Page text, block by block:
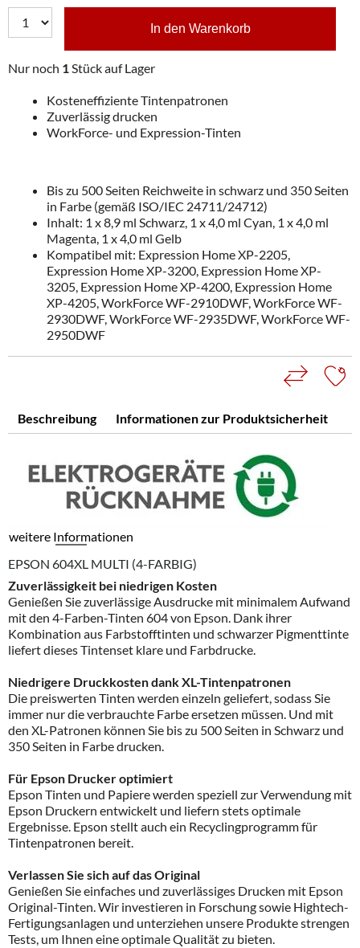
In den Warenkorb
Nur noch 1Stück auf Lager
Kosteneffiziente Tintenpatronen
Zuverlässig drucken
WorkForce- und Expression-Tinten
Bis zu 500 Seiten Reichweite in schwarz und 350 Seiten
in Farbe (gemäß ISO/IEC 24711/24712)
Inhalt: 1 x 8,9 ml Schwarz, 1 x 4,0 ml Cyan, 1 x 4,0 ml
Magenta, 1 x 4,0 ml Gelb
Kompatibel mit: Expression Home XP-2205,
Expression Home XP-3200, Expression Home XP-
3205, Expression Home XP-4200, Expression Home
XP-4205, WorkForce WF-2910DWF, WorkForce WF-
2930DWF, WorkForce WF-2935DWF, WorkForce WF-
2950DWF
Beschreibung Informationen zur Produktsicherheit
weitere Informationen
EPSON 604XL MULTI (4-FARBIG)
Zuverlässigkeit bei niedrigen Kosten
Genießen Sie zuverlässige Ausdrucke mit minimalem Aufwand
mit den 4-Farben-Tinten 604 von Epson. Dank ihrer
Kombination aus Farbstofftinten und schwarzer Pigmenttinte
liefert dieses Tintenset klare und Farbdrucke.
Niedrigere Druckkosten dank XL-Tintenpatronen
Die preiswerten Tinten werden einzeln geliefert, sodass Sie
immer nur die verbrauchte Farbe ersetzen müssen. Und mit
den XL-Patronen können Sie bis zu 500 Seiten in Schwarz und
350 Seiten in Farbe drucken.
Für Epson Drucker optimiert
Epson Tinten und Papiere werden speziell zur Verwendung mit
Epson Druckern entwickelt und liefern stets optimale
Ergebnisse. Epson stellt auch ein Recyclingprogramm für
Tintenpatronen bereit.
Verlassen Sie sich auf das Original
Genießen Sie einfaches und zuverlässiges Drucken mit Epson
Original-Tinten. Wir investieren in Forschung sowie Hightech-
Fertigungsanlagen und unterziehen unsere Produkte strengen
Tests, um Ihnen eine optimale Qualität zu bieten.